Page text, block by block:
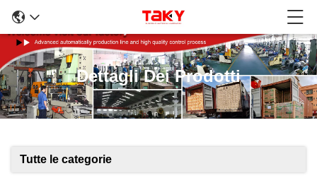
Dettagli Dei Prodotti
Tutte le categorie